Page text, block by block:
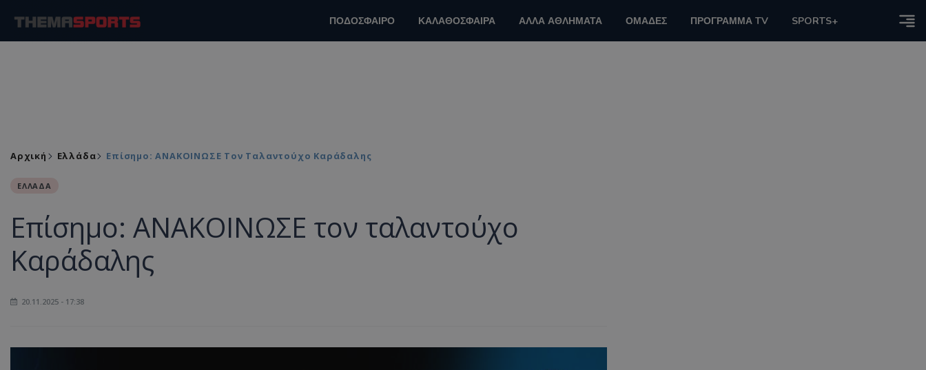
ΠΟΔΟΣΦΑΙΡΟ ΚΑΛΑΘΟΣΦΑΙΡΑ ΑΛΛΑ ΑΘΛΗΜΑΤΑ ΟΜΑΔΕΣ ΠΡΟΓΡΑΜΜΑ TV SPORTS+
Αρχική Ελλάδα Επίσημο: ΑΝΑΚΟΙΝΩΣΕ Τον Ταλαντούχο Καράδαλης
ΕΛΛΑΔΑ
Επίσημο: ΑΝΑΚΟΙΝΩΣΕ τον ταλαντούχο
Καράδαλης
20.11.2025 - 17:38